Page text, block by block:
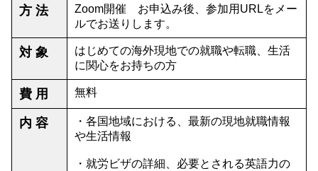
方 法
Zoom開催 お申込み後、参加用URLをメー
ルでお送りします。
対 象
はじめての海外現地での就職や転職、生活
に関心をお持ちの方
費 用 無料
内 容
・各国地域における、最新の現地就職情報
や生活情報
・就労ビザの詳細、必要とされる英語力の